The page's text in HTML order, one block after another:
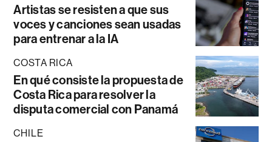
Artistas se resisten a que sus
voces y canciones sean usadas
para entrenar a la IA
COSTA RICA
En qué consiste la propuesta de
Costa Rica para resolver la
disputa comercial con Panamá
CHILE